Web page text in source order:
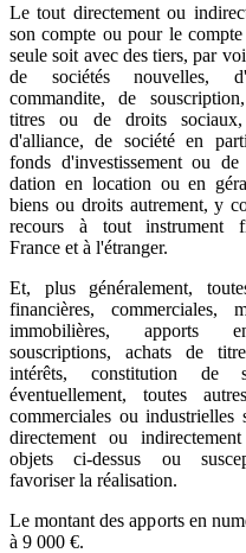
Le tout directement ou
son compte ou pour le
seule soit avec des tiers, par
de sociétés nouvelles,
commandite, de
titres ou de droits
d'alliance, de société en
fonds d'investissement ou
dation en location ou en
biens ou droits autrement, y
recours à tout instrument
France et à l'étranger.
Et, plus généralement,
financières, commerciales,
immobilières, apports
souscriptions, achats de
intérêts, constitution de
éventuellement, toutes
commerciales ou industrielles
directement ou
objets ci-dessus ou
favoriser la réalisation.
Le montant des apports en
à 9 000 €.